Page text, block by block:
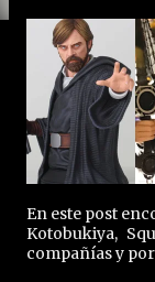
En este post
Kotobukiya,
compañías y por